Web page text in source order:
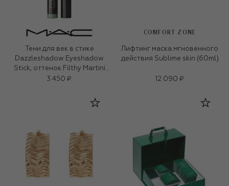
Тени для век в стике
Dazzleshadow Eyeshadow
Stick, оттенок Filthy Martini
(1,6g)
3 450 ₽
COMFORT ZONE
Лифтинг маска мгновенного
действия Sublime skin (60ml)
12 090 ₽